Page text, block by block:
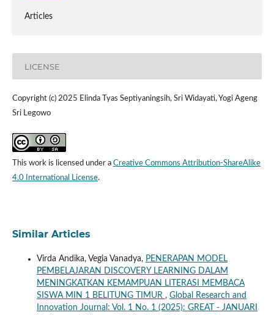
Articles
LICENSE
Copyright (c) 2025 Elinda Tyas Septiyaningsih, Sri Widayati, Yogi Ageng
Sri Legowo
This work is licensed under a Creative Commons Attribution-ShareAlike
4.0 International License.
Similar Articles
Virda Andika, Vegia Vanadya, PENERAPAN MODEL
PEMBELAJARAN DISCOVERY LEARNING DALAM
MENINGKATKAN KEMAMPUAN LITERASI MEMBACA
SISWA MIN 1 BELITUNG TIMUR , Global Research and
Innovation Journal: Vol. 1 No. 1 (2025): GREAT - JANUARI